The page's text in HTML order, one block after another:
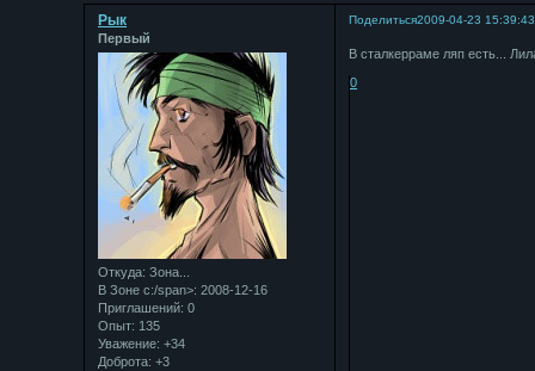
Поделиться2009-04-23 15:39:43
Рык
Первый
Откуда: Зона...
В Зоне с:/span>: 2008-12-16
Приглашений: 0
Опыт: 135
Уважение: +34
Доброта: +3
В сталкерраме ляп есть...
0